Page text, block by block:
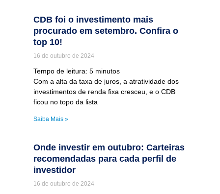
CDB foi o investimento mais
procurado em setembro. Confira o
top 10!
16 de outubro de 2024
Tempo de leitura: 5 minutos
Com a alta da taxa de juros, a atratividade dos
investimentos de renda fixa cresceu, e o CDB
ficou no topo da lista
Saiba Mais »
Onde investir em outubro: Carteiras
recomendadas para cada perfil de
investidor
16 de outubro de 2024